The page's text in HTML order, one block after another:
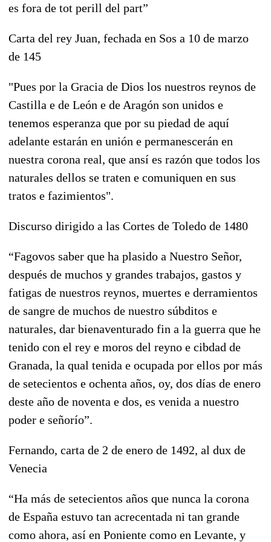
es fora de tot perill del part”
Carta del rey Juan, fechada en Sos a 10 de marzo
de 145
"Pues por la Gracia de Dios los nuestros reynos de
Castilla e de León e de Aragón son unidos e
tenemos esperanza que por su piedad de aquí
adelante estarán en unión e permanescerán en
nuestra corona real, que ansí es razón que todos los
naturales dellos se traten e comuniquen en sus
tratos e fazimientos".
Discurso dirigido a las Cortes de Toledo de 1480
“Fagovos saber que ha plasido a Nuestro Señor,
después de muchos y grandes trabajos, gastos y
fatigas de nuestros reynos, muertes e derramientos
de sangre de muchos de nuestro súbditos e
naturales, dar bienaventurado fin a la guerra que he
tenido con el rey e moros del reyno e cibdad de
Granada, la qual tenida e ocupada por ellos por más
de setecientos e ochenta años, oy, dos días de enero
deste año de noventa e dos, es venida a nuestro
poder e señorío”.
Fernando, carta de 2 de enero de 1492, al dux de
Venecia
“Ha más de setecientos años que nunca la corona
de España estuvo tan acrecentada ni tan grande
como ahora, así en Poniente como en Levante, y